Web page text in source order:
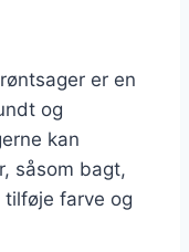
er en
og
kan
såsom bagt,
farve og